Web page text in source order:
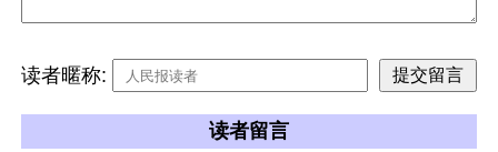
读者暱称:
读者留言